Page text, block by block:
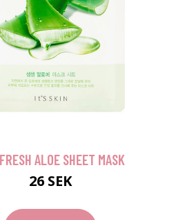
ALOE SHEET MASK
26 SEK